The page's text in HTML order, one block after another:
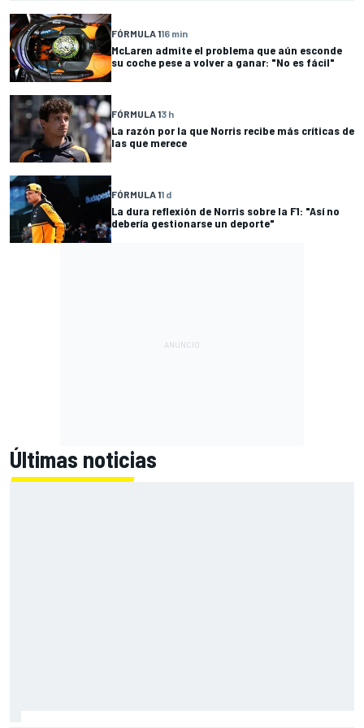
FÓRMULA 116 min
McLaren admite el problema que aún esconde
su coche pese a volver a ganar: "No es fácil"
FÓRMULA 13 h
La razón por la que Norris recibe más críticas de
las que merece
FÓRMULA 11 d
La dura reflexión de Norris sobre la F1: "Así no
debería gestionarse un deporte"
Últimas noticias